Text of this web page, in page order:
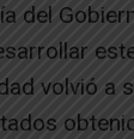
del
volvió a